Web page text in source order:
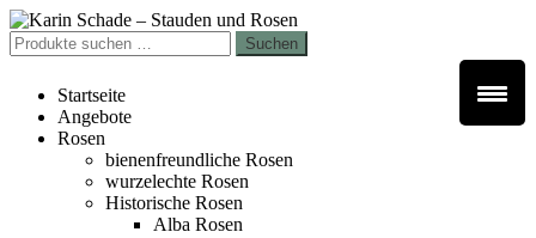
Zur
Navigation
springen
Zum
Inhalt
springen
Suchen
nach:
Suchen
Startseite
Angebote
Rosen
bienenfreundliche Rosen
wurzelechte Rosen
Historische Rosen
Alba Rosen